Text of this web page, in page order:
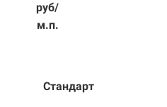
руб/
м.п.
Стандарт